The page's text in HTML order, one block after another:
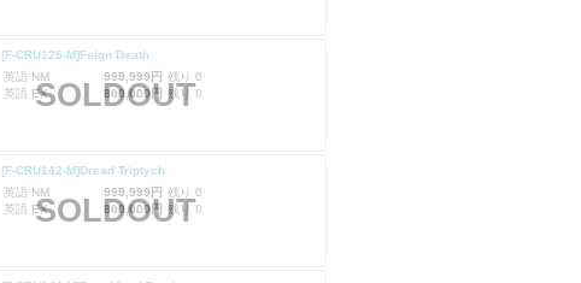
[F-CRU125-M]Feign Death
英語 NM
999,999円 残り 0
英語 EX
800,000円 残り 0
SOLDOUT
[F-CRU142-M]Dread Triptych
英語 NM
999,999円 残り 0
英語 EX
800,000円 残り 0
SOLDOUT